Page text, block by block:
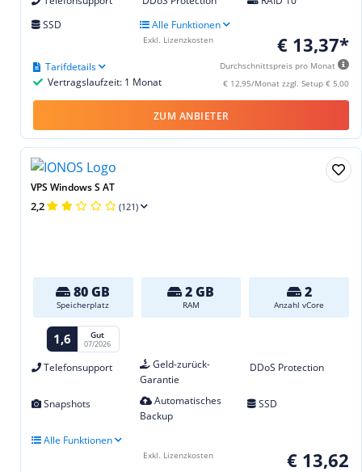
SSD
Alle Funktionen
€ 13,37*
Durchschnittspreis pro Monat
€ 12,95/Monat zzgl. Setup € 5,00
Vertragslaufzeit: 1 Monat
Tarifdetails
Exkl. Lizenzkosten
ZUM ANBIETER
VPS Windows S AT
2,2 (121)
80 GB
Speicherplatz
2 GB
RAM
2
Anzahl vCore
1,6 Gut
07/2026
Telefonsupport
Geld-zurück-
Garantie
DDoS Protection
Snapshots
Automatisches
Backup
SSD
Alle Funktionen
€ 13,62
Exkl. Lizenzkosten